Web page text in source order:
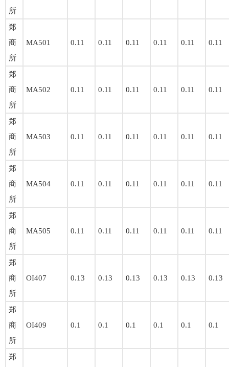
所
郑
商
所
MA501 0.11 0.11 0.11 0.11 0.11 0.11
郑
商
所
MA502 0.11 0.11 0.11 0.11 0.11 0.11
郑
商
所
MA503 0.11 0.11 0.11 0.11 0.11 0.11
郑
商
所
MA504 0.11 0.11 0.11 0.11 0.11 0.11
郑
商
所
MA505 0.11 0.11 0.11 0.11 0.11 0.11
郑
商
所
OI407 0.13 0.13 0.13 0.13 0.13 0.13
郑
商
所
OI409 0.1 0.1 0.1 0.1 0.1 0.1
郑